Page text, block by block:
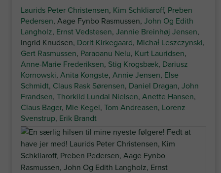
Laurids Peter Christensen, Kim Schkliaroff, Preben
Pedersen, Aage Fynbo Rasmussen,John Og Edith
Langholz, Ernst Vedstesen,Jannie Breinhøj Jensen,
Ingrid Knudsen, Dorit Kirkegaard, Michał Leszczynski,
Gert Rasmussen, Paraoanu Nelu, Kurt Lauridsen,
Anne-Marie Frederiksen, Stig Krogsbæk, Dariusz
Kornowski,Anita Kongste,Annie Jensen, Else
Schmidt, Claus Rask Sørensen, Daniel Dragan,John
Frandsen,Thorkild Lundal Nielsen,Anette Hansen,
Claus Bager, Mie Kegel,Tom Andreasen, Lorenz
Svenstrup, Erik Brandt